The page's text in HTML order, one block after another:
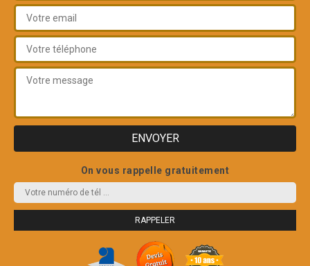
On vous rappelle gratuitement